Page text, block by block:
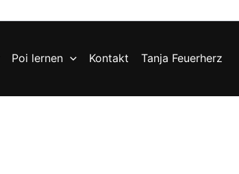
Poi lernen Kontakt Tanja Feuerherz